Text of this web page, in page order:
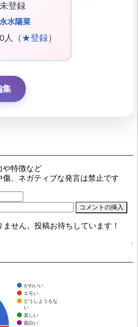
未登録
永水陽菜
0人（ ★登録）
集
や特徴など
、ネガティブな発言は禁止です
せん。投稿お待ちしています！
↑
かわいい
エモい
どうしようもな
い
楽しい
面白い